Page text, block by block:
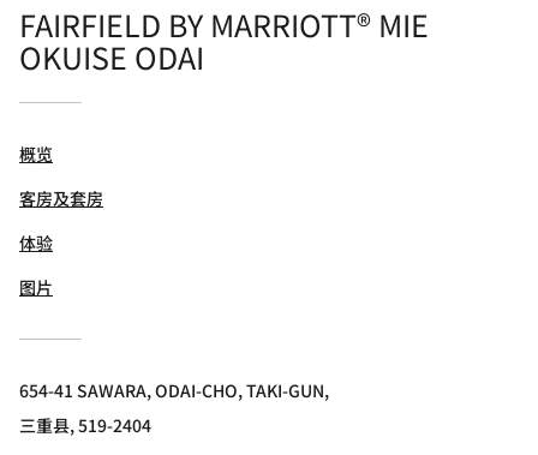
FAIRFIELD BY MARRIOTT® MIE
OKUISE ODAI
概览
客房及套房
体验
图片
654-41 SAWARA, ODAI-CHO, TAKI-GUN,
三重县, 519-2404